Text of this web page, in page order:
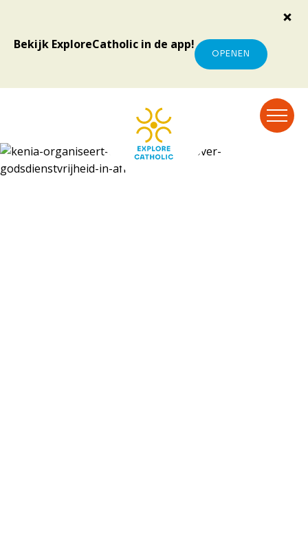
Bekijk ExploreCatholic in de app!
OPENEN